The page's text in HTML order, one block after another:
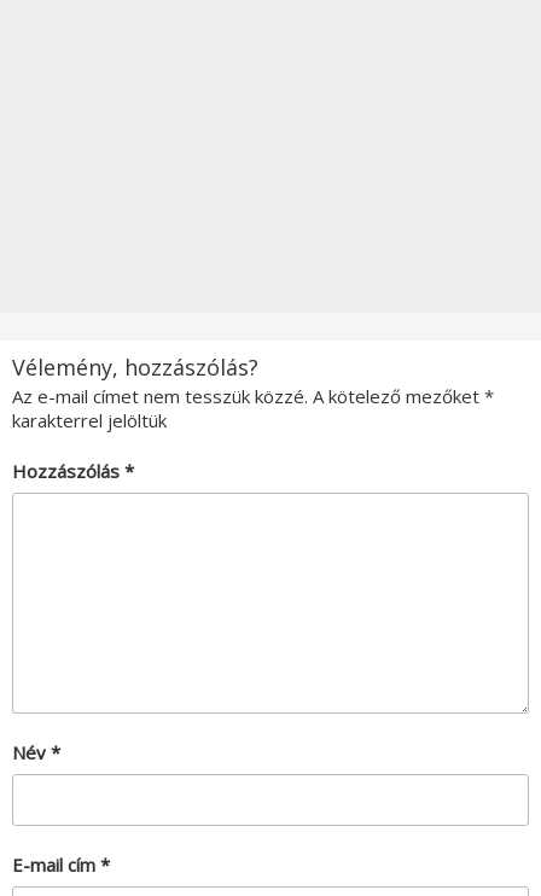
Vélemény, hozzászólás?
Az e-mail címet nem tesszük közzé. A kötelező mezőket *
karakterrel jelöltük
Hozzászólás *
Név *
E-mail cím *